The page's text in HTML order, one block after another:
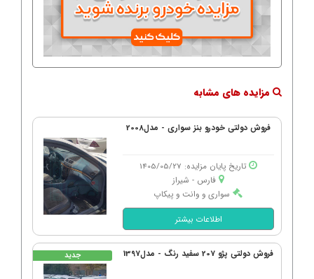
مزایده های مشابه
فروش دولتی خودرو بنز سواری - مدل2008
تاریخ پایان مزایده: 1405/05/27
فارس - شیراز
سواری و وانت و پیکاپ
اطلاعات بیشتر
فروش دولتی پژو 207 سفید رنگ - مدل1397 جدید